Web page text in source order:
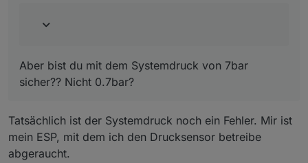
Die Nacht war aber kalt...
Aber bist du mit dem Systemdruck von 7bar
sicher?? Nicht 0.7bar?
Tatsächlich ist der Systemdruck noch ein Fehler. Mir ist
mein ESP, mit dem ich den Drucksensor betreibe
abgeraucht.